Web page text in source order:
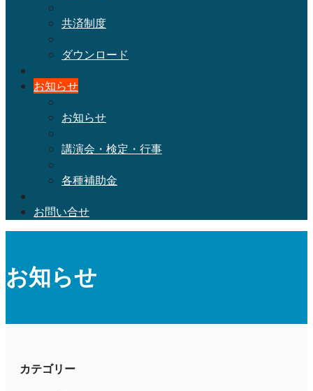
共済制度
ダウンロード
お知らせ
お知らせ
講演会・検定・行事
各種補助金
お問い合せ
お知らせ
カテゴリー